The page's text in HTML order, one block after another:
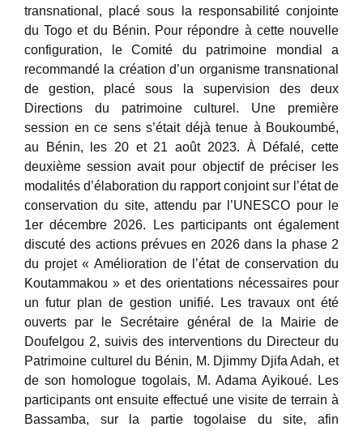
transnational, placé sous la responsabilité conjointe
du Togo et du Bénin. Pour répondre à cette nouvelle
configuration, le Comité du patrimoine mondial a
recommandé la création d’un organisme transnational
de gestion, placé sous la supervision des deux
Directions du patrimoine culturel. Une première
session en ce sens s’était déjà tenue à Boukoumbé,
au Bénin, les 20 et 21 août 2023. À Défalé, cette
deuxième session avait pour objectif de préciser les
modalités d’élaboration du rapport conjoint sur l’état de
conservation du site, attendu par l’UNESCO pour le
1er décembre 2026. Les participants ont également
discuté des actions prévues en 2026 dans la phase 2
du projet « Amélioration de l’état de conservation du
Koutammakou » et des orientations nécessaires pour
un futur plan de gestion unifié. Les travaux ont été
ouverts par le Secrétaire général de la Mairie de
Doufelgou 2, suivis des interventions du Directeur du
Patrimoine culturel du Bénin, M. Djimmy Djifa Adah, et
de son homologue togolais, M. Adama Ayikoué. Les
participants ont ensuite effectué une visite de terrain à
Bassamba, sur la partie togolaise du site, afin